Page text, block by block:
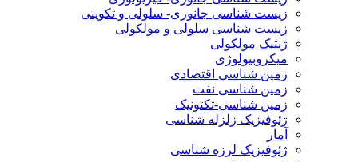
زیست شناسی جانوری- سلولی و تکوینی
زیست شناسی سلولی و مولکولی
ژنتیک مولکولی
میکروبیولوژی
زمین شناسی اقتصادی
زمین شناسی نفت
زمین شناسی-تکتونیک
ژئوفیزیک زلزله شناسی
آمار
ژئوفیزیک لرزه شناسی